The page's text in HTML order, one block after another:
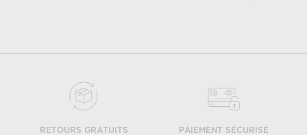
RETOURS GRATUITS PAIEMENT SÉCURISÉ